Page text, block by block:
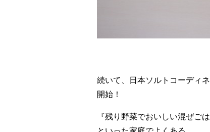
続いて、日本ソルトコーディ
開始！
『残り野菜でおいしい混ぜご